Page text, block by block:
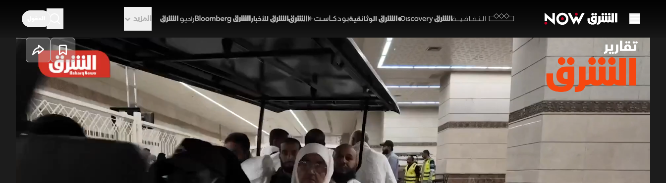
الثقافية
المزيد
400 عربة لدعم حركة تنقل كبار السن وذوي الإعاقة
بالمسجد الحرام
02:07 أخبار
تقارير الشرق
أطلقت هيئة شؤون الحرمين منظومة تنقل إنسانية بالمسجد الحرام عبر 400 عربة و5 مسارات لتسهيل نسك
كبار السن وذوي الإعاقة من محطات النقل للمصليات. ونجحت الخدمة بنفق جرول الموسم الماضي في نقل
أكثر من 208 ألف مستفيد، فيما تخطى إجمالي قاصدي خدمات كبار السن 150 ألفا، وسط ارتقاء سنوي
مستمر لتجربة ضيوف الرحمن.